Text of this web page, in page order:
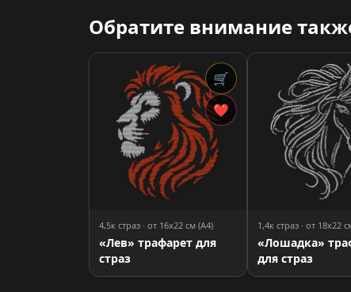
Обратите внимание
🛒
❤
4,5к страз · от 16x22 см (A4)
«Лев» трафарет для
страз
1,4к страз · от 18x22
«Лошадка»
для страз